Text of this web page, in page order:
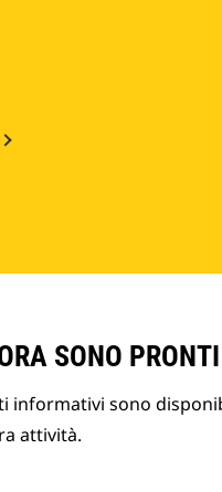
SONO
informativi sono
attività.